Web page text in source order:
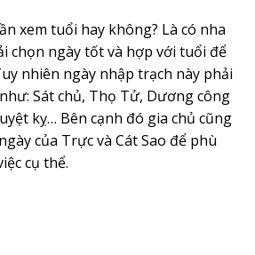
xem tuổi hay không? Là có nha
chọn ngày tốt và hợp với tuổi để
nhiên ngày nhập trạch này phải
Sát chủ, Thọ Tử, Dương công
kỵ… Bên cạnh đó gia chủ cũng
của Trực và Cát Sao để phù
cụ thể.